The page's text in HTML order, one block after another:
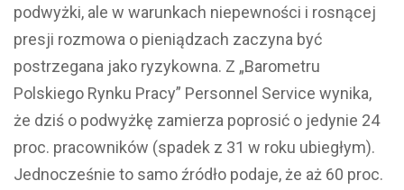
podwyżki, ale w warunkach niepewności i rosnącej
presji rozmowa o pieniądzach zaczyna być
postrzegana jako ryzykowna. Z „Barometru
Polskiego Rynku Pracy” Personnel Service wynika,
że dziś o podwyżkę zamierza poprosić o jedynie 24
proc. pracowników (spadek z 31 w roku ubiegłym).
Jednocześnie to samo źródło podaje, że aż 60 proc.